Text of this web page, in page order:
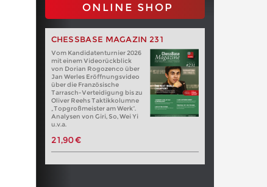
ONLINE SHOP
CHESSBASE MAGAZIN 231
Vom Kandidatenturnier 2026
mit einem Videorückblick
von Dorian Rogozenco über
Jan Werles Eröffnungsvideo
über die Französische
Tarrasch-Verteidigung bis zu
Oliver Reehs Taktikkolumne
„Topgroßmeister am Werk“.
Analysen von Giri, So, Wei Yi
u.v.a.
21,90 €